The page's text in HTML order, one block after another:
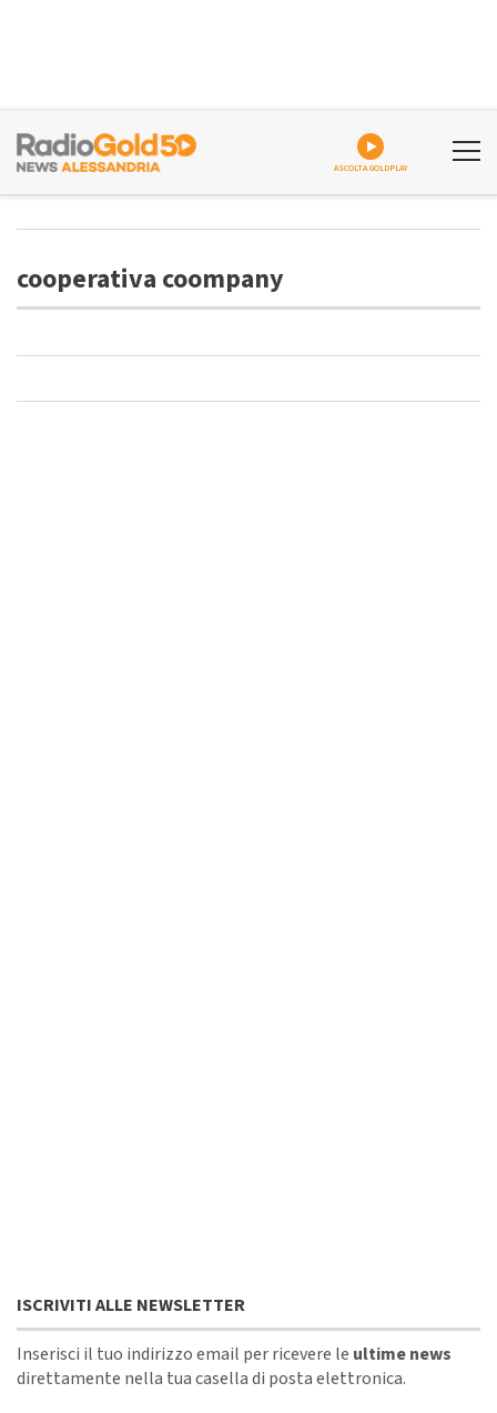
ASCOLTA GOLDPLAY
cooperativa coompany
ISCRIVITI ALLE NEWSLETTER
Inserisci il tuo indirizzo email per ricevere le ultime news
direttamente nella tua casella di posta elettronica.